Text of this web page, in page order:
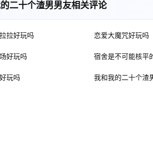
二十个渣男男友相关评论
拉好玩吗 恋爱大魔咒好玩吗
好玩吗 宿舍是不可能核平
玩吗 我和我的二十个渣